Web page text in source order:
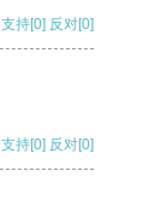
支持[0] 反对[0]
支持[0] 反对[0]